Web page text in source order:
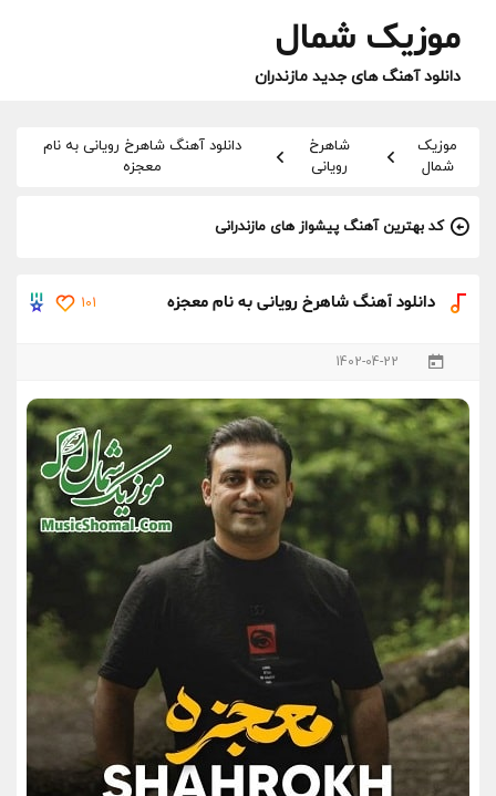
موزیک شمال
دانلود آهنگ های جدید مازندران
موزیک
شمال
شاهرخ
رویانی
دانلود آهنگ شاهرخ رویانی به نام
معجزه
کد بهترین آهنگ پیشواز های مازندرانی
دانلود آهنگ شاهرخ رویانی به نام معجزه 101
1402-04-22